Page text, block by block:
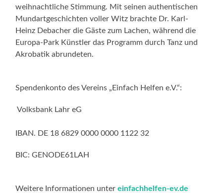
weihnachtliche Stimmung. Mit seinen authentischen
Mundartgeschichten voller Witz brachte Dr. Karl-
Heinz Debacher die Gäste zum Lachen, während die
Europa-Park Künstler das Programm durch Tanz und
Akrobatik abrundeten.
Spendenkonto des Vereins „Einfach Helfen e.V.“:
Volksbank Lahr eG
IBAN. DE 18 6829 0000 0000 1122 32
BIC: GENODE61LAH
Weitere Informationen untereinfachhelfen-ev.de